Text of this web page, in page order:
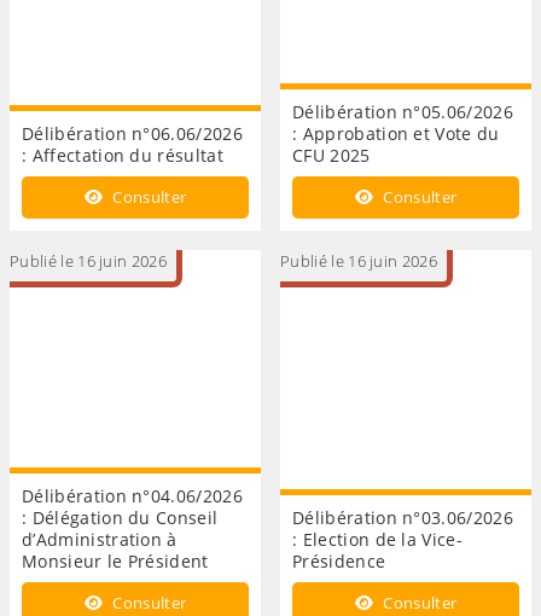
Délibération n°06.06/2026
: Affectation du résultat
Consulter
Délibération n°05.06/2026
: Approbation et Vote du
CFU 2025
Consulter
Publié le 16 juin 2026
Délibération n°04.06/2026
: Délégation du Conseil
d’Administration à
Monsieur le Président
Consulter
Publié le 16 juin 2026
Délibération n°03.06/2026
: Election de la Vice-
Présidence
Consulter